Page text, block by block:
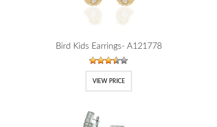
Bird Kids Earrings- A121778
VIEW PRICE